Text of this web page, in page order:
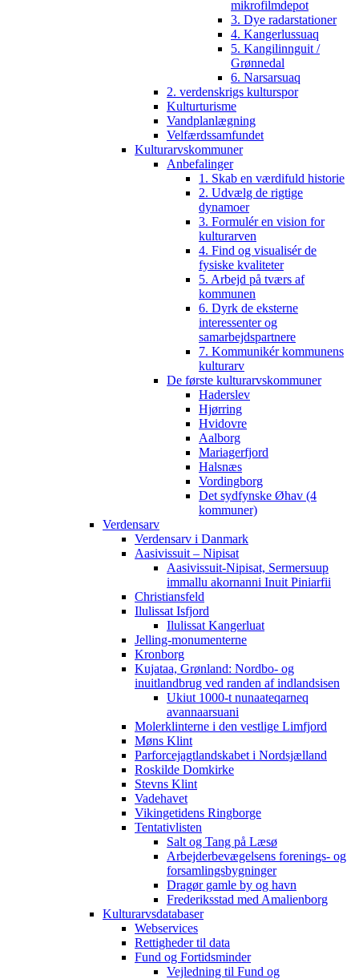
mikrofilmdepot
3. Dye radarstationer
4. Kangerlussuaq
5. Kangilinnguit /
Grønnedal
6. Narsarsuaq
2. verdenskrigs kulturspor
Kulturturisme
Vandplanlægning
Velfærdssamfundet
Kulturarvskommuner
Anbefalinger
1. Skab en værdifuld historie
2. Udvælg de rigtige
dynamoer
3. Formulér en vision for
kulturarven
4. Find og visualisér de
fysiske kvaliteter
5. Arbejd på tværs af
kommunen
6. Dyrk de eksterne
interessenter og
samarbejdspartnere
7. Kommunikér kommunens
kulturarv
De første kulturarvskommuner
Haderslev
Hjørring
Hvidovre
Aalborg
Mariagerfjord
Halsnæs
Vordingborg
Det sydfynske Øhav (4
kommuner)
Verdensarv
Verdensarv i Danmark
Aasivissuit – Nipisat
Aasivissuit-Nipisat, Sermersuup
immallu akornanni Inuit Piniarfii
Christiansfeld
Ilulissat Isfjord
Ilulissat Kangerluat
Jelling-monumenterne
Kronborg
Kujataa, Grønland: Nordbo- og
inuitlandbrug ved randen af indlandsisen
Ukiut 1000-t nunaateqarneq
avannaarsuani
Molerklinterne i den vestlige Limfjord
Møns Klint
Parforcejagtlandskabet i Nordsjælland
Roskilde Domkirke
Stevns Klint
Vadehavet
Vikingetidens Ringborge
Tentativlisten
Salt og Tang på Læsø
Arbejderbevægelsens forenings- og
forsamlingsbygninger
Dragør gamle by og havn
Frederiksstad med Amalienborg
Kulturarvsdatabaser
Webservices
Rettigheder til data
Fund og Fortidsminder
Vejledning til Fund og